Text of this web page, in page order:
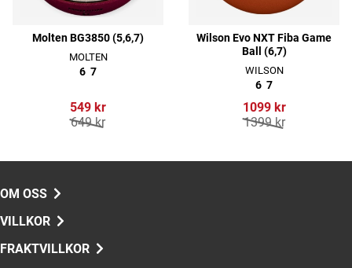
Molten BG3850 (5,6,7)
MOLTEN
6 7
549 kr
649 kr
Wilson Evo NXT Fiba Game
Ball (6,7)
WILSON
6 7
1099 kr
1399 kr
OM OSS
VILLKOR
FRAKTVILLKOR